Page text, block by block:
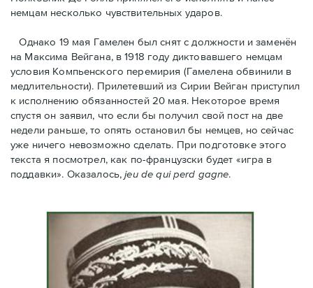
немцам несколько чувствительных ударов.
Однако 19 мая Гамелен был снят с должности и заменён
на Максима Вейгана, в 1918 году диктовавшего немцам
условия Компьенского перемирия (Гамелена обвинили в
медлительности). Прилетевший из Сирии Вейган приступил
к исполнению обязанностей 20 мая. Hекоторое время
спустя oн заявил, что если бы получил свой пост на две
недели раньше, то опять остановил бы немцев, но сейчас
уже ничего невозможно сделать. При подготовке этого
текста я посмотрел, как по-французски будет «игра в
поддавки». Оказалось,jeu de qui perd gagne.